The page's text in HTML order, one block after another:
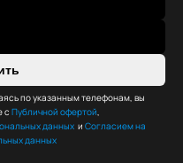
по указанным телефонам, вы
с Публичной офертой,
данных и Согласием на
данных